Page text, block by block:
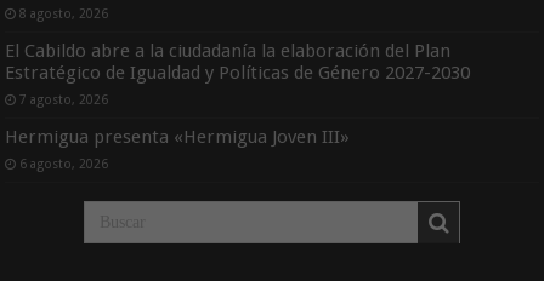
8 agosto, 2026
El Cabildo abre a la ciudadanía la elaboración del Plan
Estratégico de Igualdad y Políticas de Género 2027-2030
7 agosto, 2026
Hermigua presenta «Hermigua Joven III»
6 agosto, 2026